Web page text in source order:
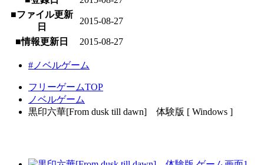
■ファイル更新
日
2015-08-27
■情報更新日 2015-08-27
#ノベルゲーム
フリーゲームTOP
ノベルゲーム
黒印六華[From dusk till dawn] 体験版 [ Windows ]